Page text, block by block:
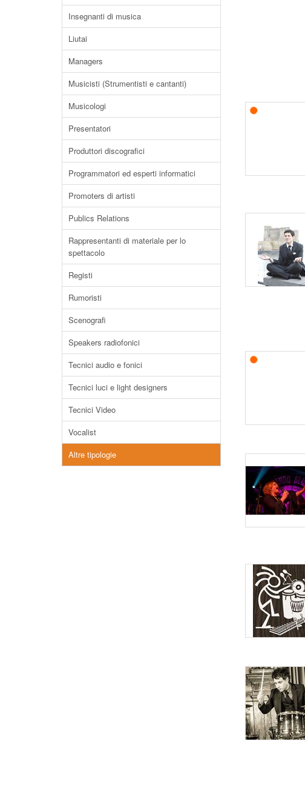
Insegnanti di musica
Liutai
Managers
Musicisti (Strumentisti e cantanti)
Musicologi
Presentatori
Produttori discografici
Programmatori ed esperti informatici
Promoters di artisti
Publics Relations
Rappresentanti di materiale per lo
spettacolo
Registi
Rumoristi
Scenografi
Speakers radiofonici
Tecnici audio e fonici
Tecnici luci e light designers
Tecnici Video
Vocalist
Altre tipologie